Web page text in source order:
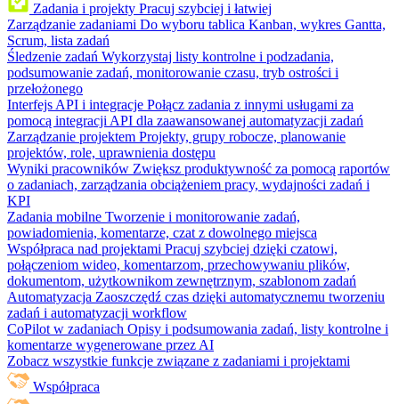
Zadania i projekty Pracuj szybciej i łatwiej
Zarządzanie zadaniami Do wyboru tablica Kanban, wykres Gantta,
Scrum, lista zadań
Śledzenie zadań Wykorzystaj listy kontrolne i podzadania,
podsumowanie zadań, monitorowanie czasu, tryb ostrości i
przełożonego
Interfejs API i integracje Połącz zadania z innymi usługami za
pomocą integracji API dla zaawansowanej automatyzacji zadań
Zarządzanie projektem Projekty, grupy robocze, planowanie
projektów, role, uprawnienia dostępu
Wyniki pracowników Zwiększ produktywność za pomocą raportów
o zadaniach, zarządzania obciążeniem pracy, wydajności zadań i
KPI
Zadania mobilne Tworzenie i monitorowanie zadań,
powiadomienia, komentarze, czat z dowolnego miejsca
Współpraca nad projektami Pracuj szybciej dzięki czatowi,
połączeniom wideo, komentarzom, przechowywaniu plików,
dokumentom, użytkownikom zewnętrznym, szablonom zadań
Automatyzacja Zaoszczędź czas dzięki automatycznemu tworzeniu
zadań i automatyzacji workflow
CoPilot w zadaniach Opisy i podsumowania zadań, listy kontrolne i
komentarze wygenerowane przez AI
Zobacz wszystkie funkcje związane z zadaniami i projektami
Współpraca